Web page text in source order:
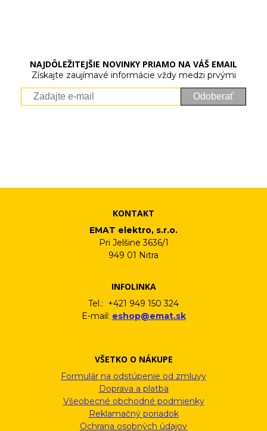
NAJDÔLEŽITEJŠIE NOVINKY PRIAMO NA VÁŠ EMAIL
Získajte zaujímavé informácie vždy medzi prvými
Odoberať
KONTAKT
EMAT elektro, s.r.o.
Pri Jelšine 3636/1
949 01 Nitra
INFOLINKA
Tel.: +421 949 150 324
E-mail: eshop@emat.sk
VŠETKO O NÁKUPE
Formulár na odstúpenie od zmluvy
Doprava a platba
Všeobecné obchodné podmienky
Reklamačný poriadok
Ochrana osobných údajov